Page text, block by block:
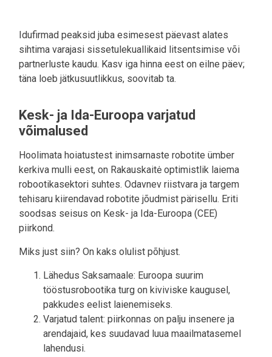
Idufirmad peaksid juba esimesest päevast alates
sihtima varajasi sissetulekuallikaid litsentsimise või
partnerluste kaudu. Kasv iga hinna eest on eilne päev;
täna loeb jätkusuutlikkus, soovitab ta.
Kesk- ja Ida-Euroopa varjatud
võimalused
Hoolimata hoiatustest inimsarnaste robotite ümber
kerkiva mulli eest, on Rakauskaitė optimistlik laiema
robootikasektori suhtes. Odavnev riistvara ja targem
tehisaru kiirendavad robotite jõudmist pärisellu. Eriti
soodsas seisus on Kesk- ja Ida-Euroopa (CEE)
piirkond.
Miks just siin? On kaks olulist põhjust.
Lähedus Saksamaale: Euroopa suurim
tööstusrobootika turg on kiviviske kaugusel,
pakkudes eelist laienemiseks.
Varjatud talent: piirkonnas on palju insenere ja
arendajaid, kes suudavad luua maailmatasemel
lahendusi.